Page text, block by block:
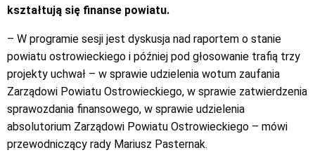
kształtują się finanse powiatu.
– W programie sesji jest dyskusja nad raportem o stanie
powiatu ostrowieckiego i później pod głosowanie trafią trzy
projekty uchwał – w sprawie udzielenia wotum zaufania
Zarządowi Powiatu Ostrowieckiego, w sprawie zatwierdzenia
sprawozdania finansowego, w sprawie udzielenia
absolutorium Zarządowi Powiatu Ostrowieckiego – mówi
przewodniczący rady Mariusz Pasternak.